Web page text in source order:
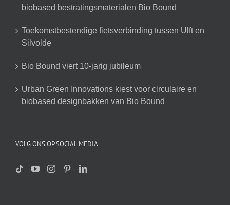
biobased bestratingsmaterialen Bio Bound
Toekomstbestendige fietsverbinding tussen Ulft en
Silvolde
Bio Bound viert 10-jarig jubileum
Urban Green Innovations kiest voor circulaire en
biobased designbakken van Bio Bound
VOLG ONS OP SOCIAL MEDIA